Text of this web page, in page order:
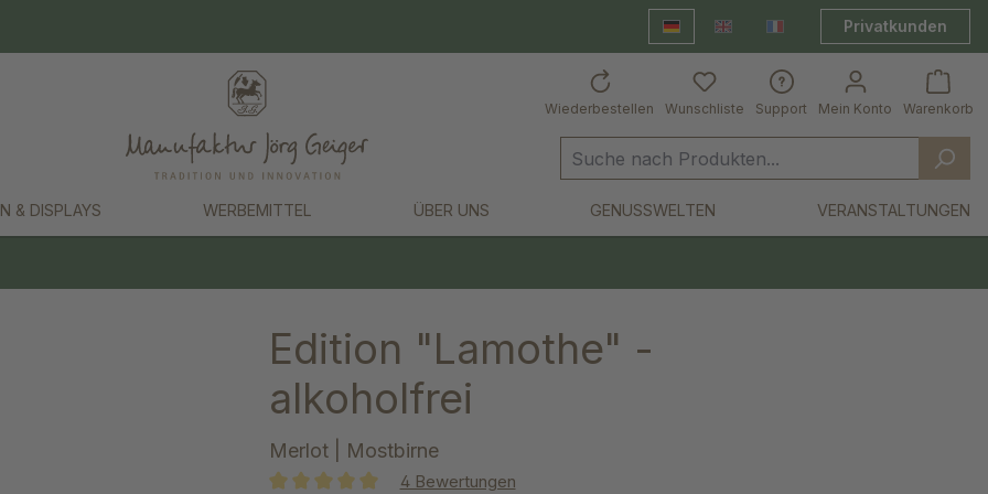
Deutsch Frankreich Shop
Privatkunden
Wiederbestellen Mein Konto
Wunschliste Support Warenkorb
& DISPLAYS WERBEMITTEL ÜBER UNS GENUSSWELTEN VERANSTALTUNGEN
Edition "Lamothe" -
alkoholfrei
Merlot | Mostbirne
4 Bewertungen